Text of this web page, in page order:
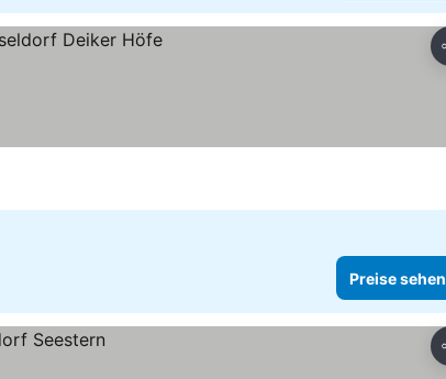
Preise sehen